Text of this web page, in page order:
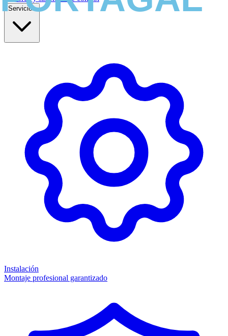
Servicios
Instalación
Montaje profesional garantizado